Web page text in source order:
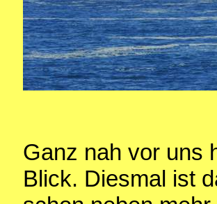
Ganz nah vor uns
Blick. Diesmal ist